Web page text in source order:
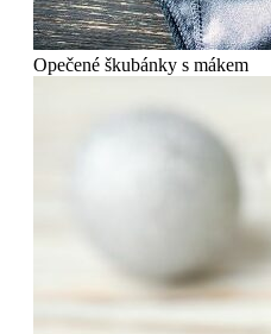
Opečené škubánky s mákem